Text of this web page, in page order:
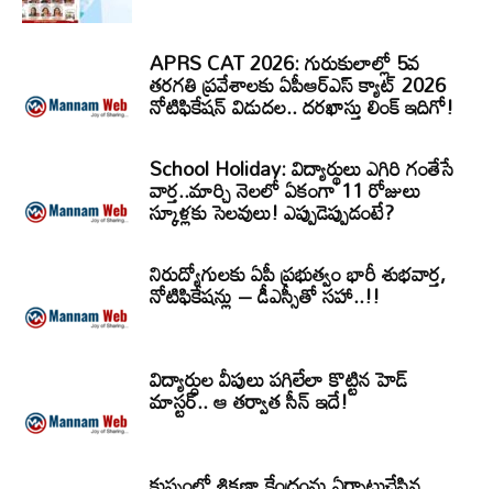
APRS CAT 2026: గురుకులాల్లో 5వ
తరగతి ప్రవేశాలకు ఏపీఆర్‌ఎస్‌ క్యాట్‌ 2026
నోటిఫికేషన్‌ విడుదల.. దరఖాస్తు లింక్‌ ఇదిగో!
School Holiday: విద్యార్థులు ఎగిరి గంతేసే
వార్త..మార్చి నెలలో ఏకంగా 11 రోజులు
స్కూళ్లకు సెలవులు! ఎప్పుడెప్పుడంటే?
నిరుద్యోగులకు ఏపీ ప్రభుత్వం భారీ శుభవార్త,
నోటిఫికేషన్లు – డీఎస్సీతో సహా..!!
విద్యార్ధుల వీపులు పగిలేలా కొట్టిన హెడ్
మాస్టర్.. ఆ తర్వాత సీన్‌ ఇదే!